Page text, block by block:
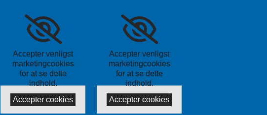
Accepter venligst
marketingcookies
for at se dette
indhold.
Accepter cookies
Accepter venligst
marketingcookies
for at se dette
indhold.
Accepter cookies